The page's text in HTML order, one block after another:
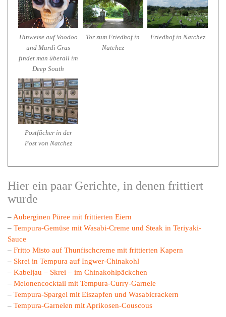
Hinweise auf Voodoo
und Mardi Gras
findet man überall im
Deep South
Tor zum Friedhof in
Natchez
Friedhof in Natchez
Postfächer in der
Post von Natchez
Hier ein paar Gerichte, in denen frittiert
wurde
– Auberginen Püree mit frittierten Eiern
– Tempura-Gemüse mit Wasabi-Creme und Steak in Teriyaki-
Sauce
– Fritto Misto auf Thunfischcreme mit frittierten Kapern
– Skrei in Tempura auf Ingwer-Chinakohl
– Kabeljau – Skrei – im Chinakohlpäckchen
– Melonencocktail mit Tempura-Curry-Garnele
– Tempura-Spargel mit Eiszapfen und Wasabicrackern
– Tempura-Garnelen mit Aprikosen-Couscous